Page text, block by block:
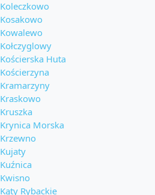
Koleczkowo
Kosakowo
Kowalewo
Kołczyglowy
Kościerska Huta
Kościerzyna
Kramarzyny
Kraskowo
Kruszka
Krynica Morska
Krzewno
Kujaty
Kuźnica
Kwisno
Kąty Rybackie